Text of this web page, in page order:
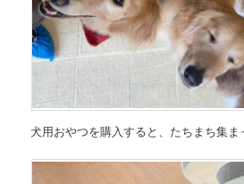
犬用おやつを購入すると、たちまち集ま